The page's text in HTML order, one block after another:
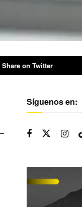
Share on Twitter
Síguenos en: